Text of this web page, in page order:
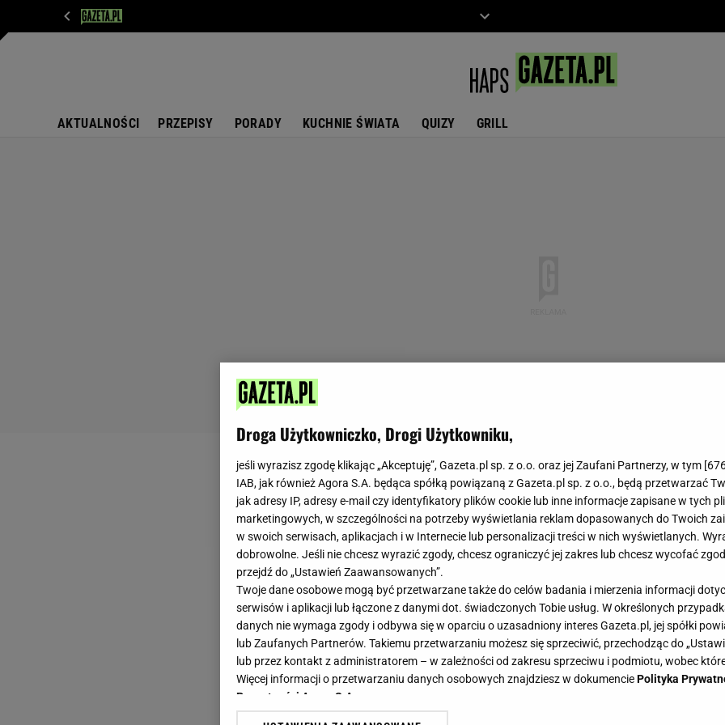
AKTUALNOŚCI PRZEPISY PORADY KUCHNIE ŚWIATA QUIZY GRILL
Droga Użytkowniczko, Drogi Użytkowniku,
jeśli wyrazisz zgodę klikając „Akceptuję”, Gazeta.pl sp. z o.o. oraz jej Zaufani Partnerzy, w tym [
IAB, jak również Agora S.A. będąca spółką powiązaną z Gazeta.pl sp. z o.o., będą przetwarzać
jak adresy IP, adresy e-mail czy identyfikatory plików cookie lub inne informacje zapisane w tych
marketingowych, w szczególności na potrzeby wyświetlania reklam dopasowanych do Twoich
w swoich serwisach, aplikacjach i w Internecie lub personalizacji treści w nich wyświetlanych.
dobrowolne. Jeśli nie chcesz wyrazić zgody, chcesz ograniczyć jej zakres lub chcesz wycofać
przejdź do „Ustawień Zaawansowanych”.
Twoje dane osobowe mogą być przetwarzane także do celów badania i mierzenia informacji
serwisów i aplikacji lub łączone z danymi dot. świadczonych Tobie usług. W określonych
danych nie wymaga zgody i odbywa się w oparciu o uzasadniony interes Gazeta.pl, jej spółki
lub Zaufanych Partnerów. Takiemu przetwarzaniu możesz się sprzeciwić, przechodząc do
lub przez kontakt z administratorem – w zależności od zakresu sprzeciwu i podmiotu, wobec
Więcej informacji o przetwarzaniu danych osobowych znajdziesz w dokumenciePolityka
Prywatności Agora S.A.